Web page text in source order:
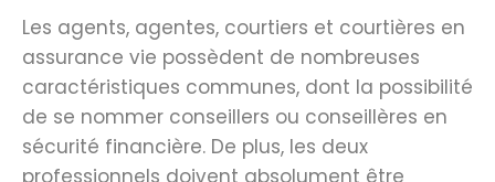
Les agents, agentes, courtiers et courtières en
assurance vie possèdent de nombreuses
caractéristiques communes, dont la possibilité
de se nommer conseillers ou conseillères en
sécurité financière. De plus, les deux
professionnels doivent absolument être